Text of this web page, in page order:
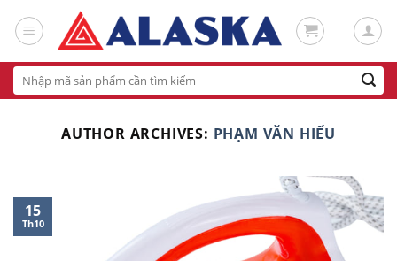
Tìm
kiếm:
AUTHOR ARCHIVES: PHẠM VĂN HIẾU
15
Th10